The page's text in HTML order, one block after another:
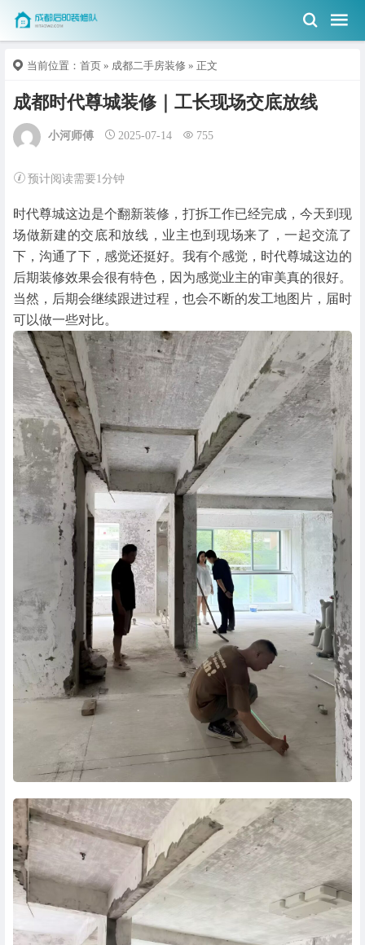
当前位置： 首页 » 成都二手房装修 » 正文
成都时代尊城装修｜工长现场交底放线
小河师傅 2025-07-14 755
预计阅读需要1分钟
时代尊城这边是个翻新装修，打拆工作已经完成，今天到现
场做新建的交底和放线，业主也到现场来了，一起交流了
下，沟通了下，感觉还挺好。我有个感觉，时代尊城这边的
后期装修效果会很有特色，因为感觉业主的审美真的很好。
当然，后期会继续跟进过程，也会不断的发工地图片，届时
可以做一些对比。